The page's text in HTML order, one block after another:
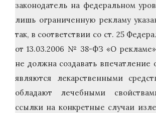
законодатель на федеральном
лишь ограниченную рекламу
так, в соответствии со ст. 25
от 13.03.2006 № 38-ФЗ «О
не должна создавать впечатление
являются лекарственными
обладают лечебными
ссылки на конкретные случаи